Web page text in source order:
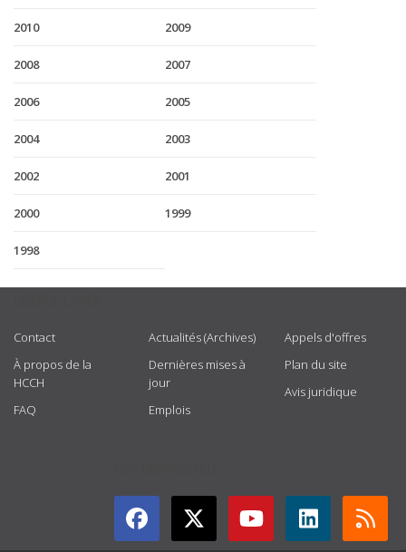
2010 2009
2008 2007
2006 2005
2004 2003
2002 2001
2000 1999
1998
Contact
À propos de la
HCCH
FAQ
Actualités (Archives)
Dernières mises à
jour
Emplois
Appels d'offres
Plan du site
Avis juridique